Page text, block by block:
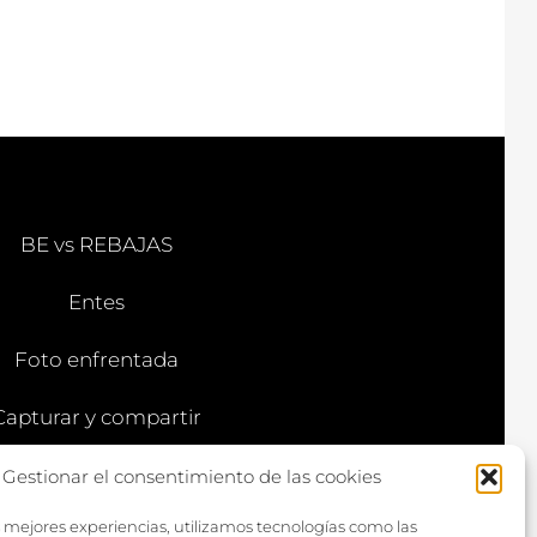
Gestionar el consentimiento de las cookies
mejores experiencias, utilizamos tecnologías como las
BE vs REBAJAS
Entes
Foto enfrentada
y compartir
Vía larga